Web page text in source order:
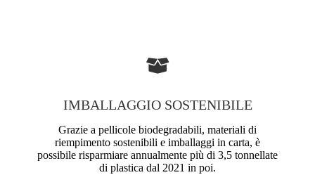
IMBALLAGGIO SOSTENIBILE
Grazie a pellicole biodegradabili, materiali di
riempimento sostenibili e imballaggi in carta, è
possibile risparmiare annualmente più di 3,5 tonnellate
di plastica dal 2021 in poi.